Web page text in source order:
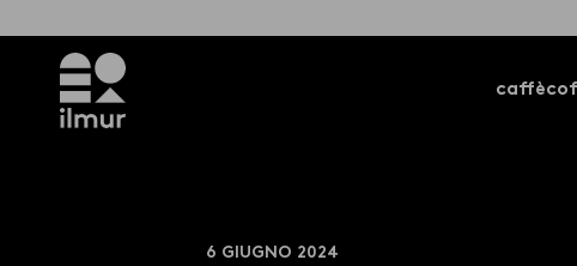
caffè
6 GIUGNO 2024